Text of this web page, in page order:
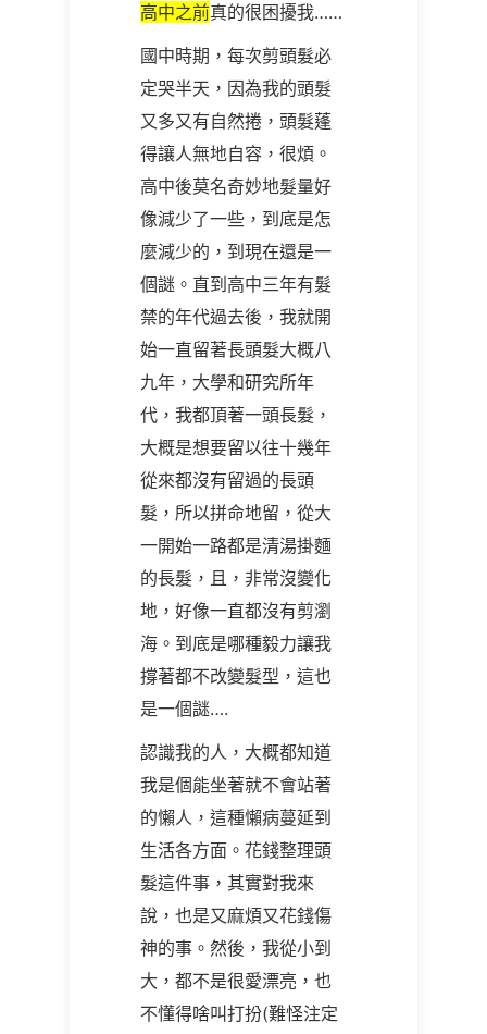
高中之前真的很困擾我……
國中時期，每次剪頭髮必
定哭半天，因為我的頭髮
又多又有自然捲，頭髮蓬
得讓人無地自容，很煩。
高中後莫名奇妙地髮量好
像減少了一些，到底是怎
麼減少的，到現在還是一
個謎。直到高中三年有髮
禁的年代過去後，我就開
始一直留著長頭髮大概八
九年，大學和研究所年
代，我都頂著一頭長髮，
大概是想要留以往十幾年
從來都沒有留過的長頭
髮，所以拼命地留，從大
一開始一路都是清湯掛麵
的長髮，且，非常沒變化
地，好像一直都沒有剪瀏
海。到底是哪種毅力讓我
撐著都不改變髮型，這也
是一個謎….
認識我的人，大概都知道
我是個能坐著就不會站著
的懶人，這種懶病蔓延到
生活各方面。花錢整理頭
髮這件事，其實對我來
說，也是又麻煩又花錢傷
神的事。然後，我從小到
大，都不是很愛漂亮，也
不懂得啥叫打扮(難怪注定